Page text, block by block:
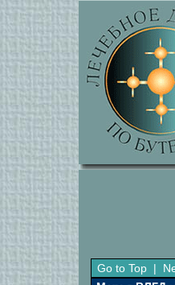
Go to Top |